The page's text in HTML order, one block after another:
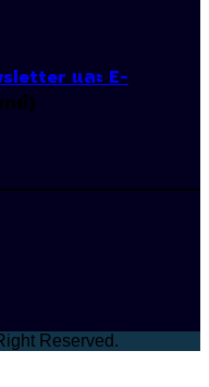
และ E-
ทย์)
Reserved.